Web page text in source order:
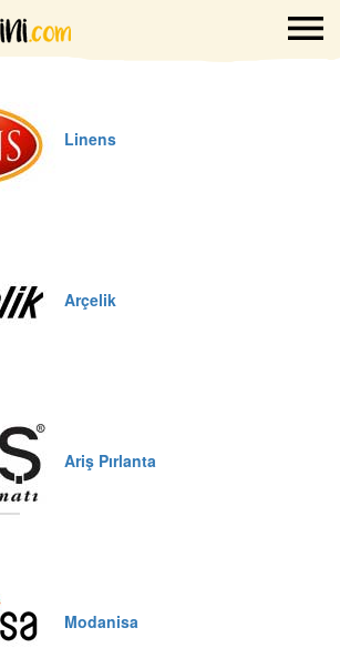
Linens
Arçelik
Ariş Pırlanta
Modanisa